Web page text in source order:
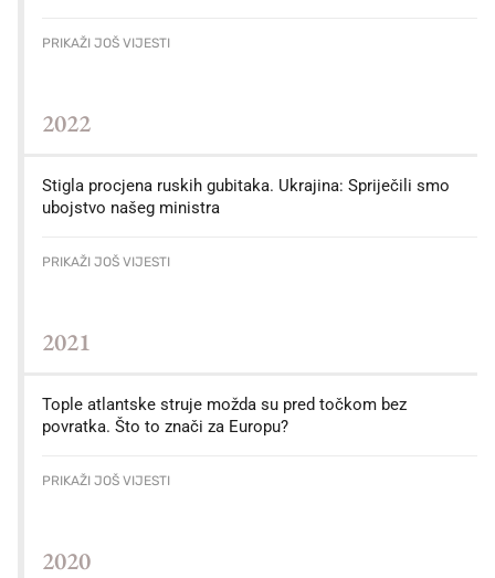
PRIKAŽI JOŠ VIJESTI
2022
Stigla procjena ruskih gubitaka. Ukrajina: Spriječili smo
ubojstvo našeg ministra
PRIKAŽI JOŠ VIJESTI
2021
Tople atlantske struje možda su pred točkom bez
povratka. Što to znači za Europu?
PRIKAŽI JOŠ VIJESTI
2020